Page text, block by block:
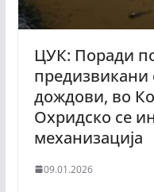
ЦУК: Поради
предизвикани
дождови, во
Охридско се
механизација
09.01.2026